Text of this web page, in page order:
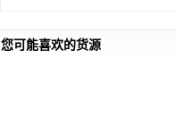
您可能喜欢的货源